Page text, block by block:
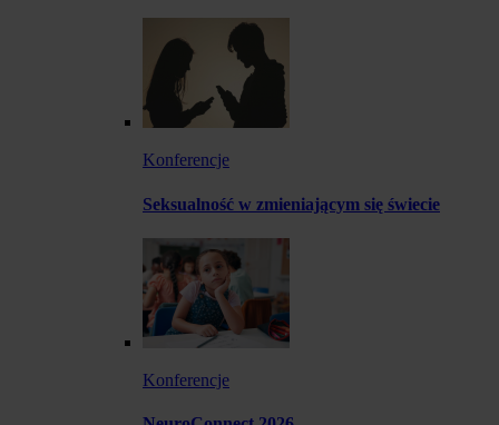
Konferencje
Seksualność w zmieniającym się świecie
Konferencje